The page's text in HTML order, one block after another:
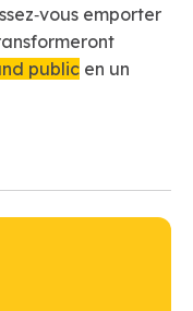
emporter
public en un